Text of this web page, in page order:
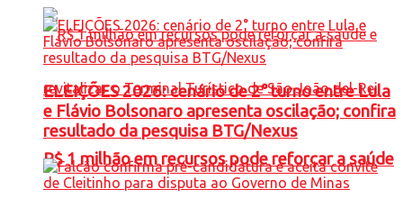
R$ 1 milhão em recursos pode reforçar a saúde
ELEIÇÕES 2026: cenário de 2° turno entre Lula
e Flávio Bolsonaro apresenta oscilação; confira
resultado da pesquisa BTG/Nexus